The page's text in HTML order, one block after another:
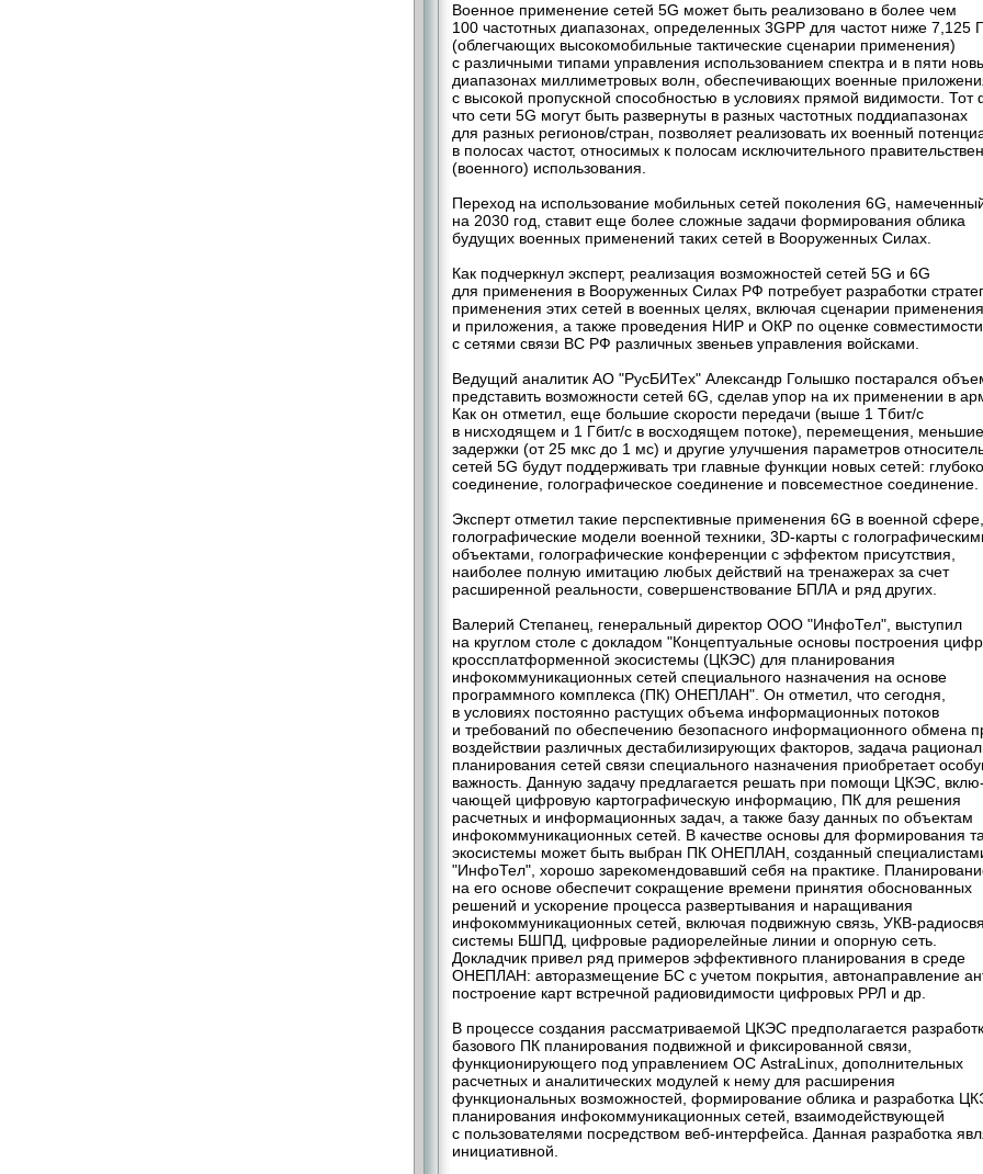
Военное применение сетей 5G может быть реализовано в более чем
100 частотных диапазонах, определенных 3GPP для частот ниже 7,125
(облегчающих высокомобильные тактические сценарии применения)
с различными типами управления использованием спектра и в пяти
диапазонах миллиметровых волн, обеспечивающих военные
с высокой пропускной способностью в условиях прямой видимости. Тот
что сети 5G могут быть развернуты в разных частотных поддиапазонах
для разных регионов/стран, позволяет реализовать их военный
в полосах частот, относимых к полосам исключительного
(военного) использования.
Переход на использование мобильных сетей поколения 6G,
на 2030 год, ставит еще более сложные задачи формирования облика
будущих военных применений таких сетей в Вооруженных Силах.
Как подчеркнул эксперт, реализация возможностей сетей 5G и 6G
для применения в Вооруженных Силах РФ потребует разработки
применения этих сетей в военных целях, включая сценарии применения
и приложения, а также проведения НИР и ОКР по оценке совместимости
с сетями связи ВС РФ различных звеньев управления войсками.
Ведущий аналитик АО "РусБИТех" Александр Голышко постарался
представить возможности сетей 6G, сделав упор на их применении в
Как он отметил, еще большие скорости передачи (выше 1 Тбит/с
в нисходящем и 1 Гбит/с в восходящем потоке), перемещения, меньшие
задержки (от 25 мкс до 1 мс) и другие улучшения параметров
сетей 5G будут поддерживать три главные функции новых сетей:
соединение, голографическое соединение и повсеместное соединение.
Эксперт отметил такие перспективные применения 6G в военной
голографические модели военной техники, 3D-карты с
объектами, голографические конференции с эффектом присутствия,
наиболее полную имитацию любых действий на тренажерах за счет
расширенной реальности, совершенствование БПЛА и ряд других.
Валерий Степанец, генеральный директор ООО "ИнфоТел", выступил
на круглом столе с докладом "Концептуальные основы построения
кроссплатформенной экосистемы (ЦКЭС) для планирования
инфокоммуникационных сетей специального назначения на основе
программного комплекса (ПК) ОНЕПЛАН". Он отметил, что сегодня,
в условиях постоянно растущих объема информационных потоков
и требований по обеспечению безопасного информационного обмена
воздействии различных дестабилизирующих факторов, задача
планирования сетей связи специального назначения приобретает
важность. Данную задачу предлагается решать при помощи ЦКЭС, вклю­
чающей цифровую картографическую информацию, ПК для решения
расчетных и информационных задач, а также базу данных по объектам
инфокоммуникационных сетей. В качестве основы для формирования
экосистемы может быть выбран ПК ОНЕПЛАН, созданный
"ИнфоТел", хорошо зарекомендовавший себя на практике.
на его основе обеспечит сокращение времени принятия обоснованных
решений и ускорение процесса развертывания и наращивания
инфокоммуникационных сетей, включая подвижную связь, УКВ-
системы БШПД, цифровые радиорелейные линии и опорную сеть.
Докладчик привел ряд примеров эффективного планирования в среде
ОНЕПЛАН: авторазмещение БС с учетом покрытия, автонаправление
построение карт встречной радиовидимости цифровых РРЛ и др.
В процессе создания рассматриваемой ЦКЭС предполагается
базового ПК планирования подвижной и фиксированной связи,
функционирующего под управлением ОС AstraLinux, дополнительных
расчетных и аналитических модулей к нему для расширения
функциональных возможностей, формирование облика и разработка
планирования инфокоммуникационных сетей, взаимодействующей
с пользователями посредством веб-интерфейса. Данная разработка
инициативной.